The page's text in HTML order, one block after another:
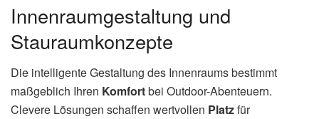
Innenraumgestaltung und
Stauraumkonzepte
Die intelligente Gestaltung des Innenraums bestimmt
maßgeblich Ihren Komfortbei Outdoor-Abenteuern.
Clevere Lösungen schaffen wertvollen Platzfür